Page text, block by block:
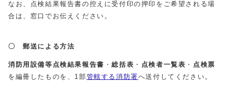
なお、点検結果報告書の控えに受付印の押印をご希望される場
合は、窓口でお伝えください。
〇 郵送による方法
消防用設備等点検結果報告書 ・総括表 ・ 点検者一覧表 ・ 点検票
を編冊したものを、1部管轄する消防署へ送付してください。